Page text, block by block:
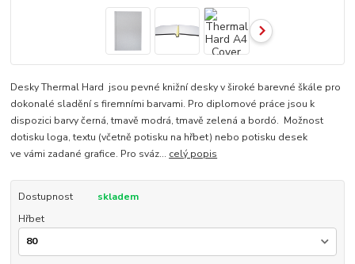
Desky Thermal Hard jsou pevné knižní desky v široké barevné škále pro
dokonalé sladění s firemními barvami. Pro diplomové práce jsou k
dispozici barvy černá, tmavě modrá, tmavě zelená a bordó. Možnost
dotisku loga, textu (včetně potisku na hřbet) nebo potisku desek
ve vámi zadané grafice. Pro sváz... celý popis
Dostupnost
skladem
Hřbet